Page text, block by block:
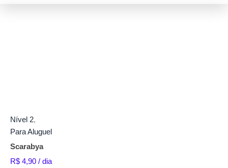
Nível 2,
Para Aluguel
Scarabya
R$ 4,90 / dia